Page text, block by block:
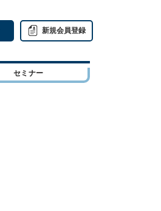
新規会員登録
セミナー